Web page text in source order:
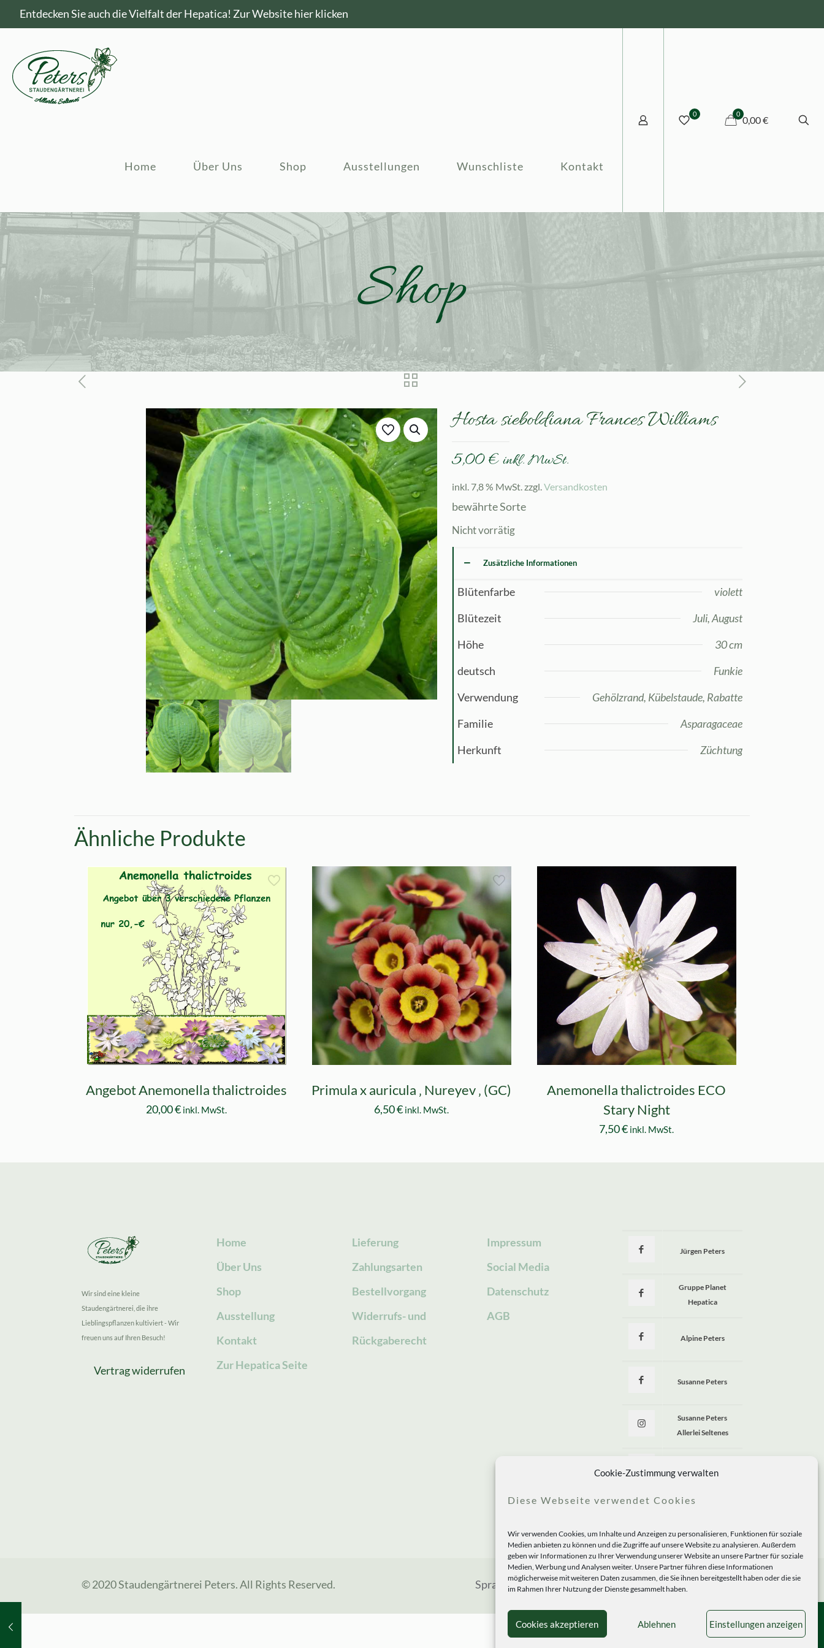
Cookie-Zustimmung verwalten
Diese Webseite verwendet Cookies
Wir verwenden Cookies, um Inhalte und Anzeigen zu personalisieren, Funktionen für soziale
Medien anbieten zu können und die Zugriffe auf unsere Website zu analysieren. Außerdem
geben wir Informationen zu Ihrer Verwendung unserer Website an unsere Partner für soziale
Medien, Werbung und Analysen weiter. Unsere Partner führen diese Informationen
möglicherweise mit weiteren Daten zusammen, die Sie ihnen bereitgestellt haben oder die sie
im Rahmen Ihrer Nutzung der Dienste gesammelt haben.
Cookies akzeptieren Ablehnen Einstellungen anzeigen
Entdecken Sie auch die Vielfalt der Hepatica! Zur Website hier klicken
Home Über Uns Shop Ausstellungen Wunschliste Kontakt
0 0
0,00 €
Shop
Hosta sieboldiana Frances Williams
5,00€ inkl. MwSt.
inkl. 7,8 % MwSt.zzgl.Versandkosten
bewährte Sorte
Nicht vorrätig
Zusätzliche Informationen
Blütenfarbe
violett
Blütezeit
Juli, August
Höhe
30 cm
deutsch
Funkie
Verwendung
Gehölzrand, Kübelstaude, Rabatte
Familie
Asparagaceae
Herkunft
Züchtung
Ähnliche Produkte
Angebot Anemonella thalictroides
20,00€ inkl. MwSt.
Primula x auricula ‚ Nureyev ‚ (GC)
6,50€ inkl. MwSt.
Anemonella thalictroides ECO
Stary Night
7,50€ inkl. MwSt.
Wir sind eine kleine
Staudengärtnerei, die ihre
Lieblingspflanzen kultiviert - Wir
freuen uns auf Ihren Besuch!
Vertrag widerrufen
Home
Über Uns
Shop
Ausstellung
Kontakt
Zur Hepatica Seite
Lieferung
Zahlungsarten
Bestellvorgang
Widerrufs- und
Rückgaberecht
Impressum
Social Media
Datenschutz
AGB
Jürgen Peters
Gruppe Planet
Hepatica
Alpine Peters
Susanne Peters
Susanne Peters
Allerlei Seltenes
Allerlei Seltenes
© 2020 Staudengärtnerei Peters. All Rights Reserved. Sprachen